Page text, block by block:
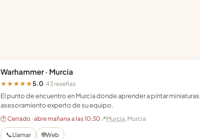
Warhammer · Murcia
★★★★★5.0· 43 reseñas
El punto de encuentro en Murcia donde aprender a pintar
asesoramiento experto de su equipo.
🕐 Cerrado · abre mañana a las 10:30 📍Murcia, Murcia
📞Llamar 🌐Web